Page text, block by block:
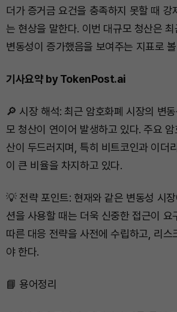
더가 증거금 요건을 충족하지 못할 때 강
는 현상을 말한다. 이번 대규모 청산은 최
변동성이 증가했음을 보여주는 지표로
기사요약 by TokenPost.ai
🔎 시장 해석: 최근 암호화폐 시장의 변
모 청산이 연이어 발생하고 있다. 주요
산이 두드러지며, 특히 비트코인과 이더
이 큰 비율을 차지하고 있다.
💡 전략 포인트: 현재와 같은 변동성 시장
션을 사용할 때는 더욱 신중한 접근이 요
따른 대응 전략을 사전에 수립하고, 리스
야 한다.
📘 용어정리